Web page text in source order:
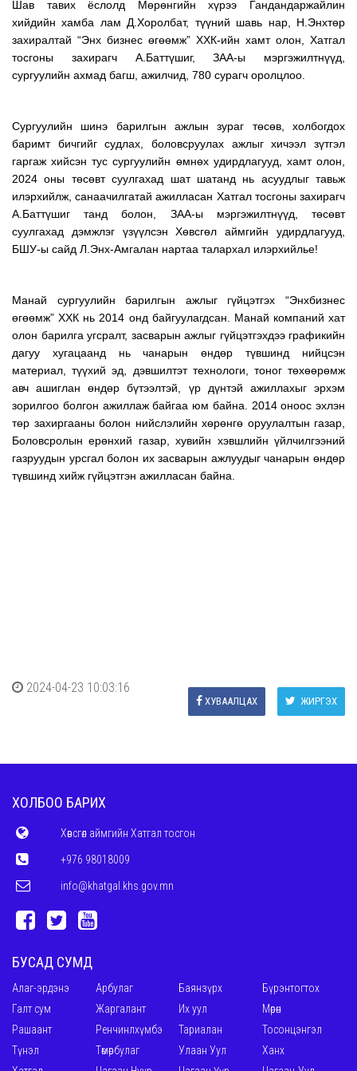
Шав тавих ёслолд Мөрөнгийн хүрээ Гандандаржайлин
хийдийн хамба лам Д.Хоролбат, түүний шавь нар, Н.Энхтөр
захиралтай “Энх бизнес өгөөмж” ХХК-ийн хамт олон, Хатгал
тосгоны захирагч А.Баттүшиг, ЗАА-ы мэргэжилтнүүд,
сургуулийн ахмад багш, ажилчид, 780 сурагч оролцлоо.
Сургуулийн шинэ барилгын ажлын зураг төсөв, холбогдох
баримт бичгийг судлах, боловсруулах ажлыг хичээл зүтгэл
гаргаж хийсэн тус сургуулийн өмнөх удирдлагууд, хамт олон,
2024 оны төсөвт суулгахад шат шатанд нь асуудлыг тавьж
илэрхийлж, санаачилгатай ажилласан Хатгал тосгоны захирагч
А.Баттүшиг танд болон, ЗАА-ы мэргэжилтнүүд, төсөвт
суулгахад дэмжлэг үзүүлсэн Хөвсгөл аймгийн удирдлагууд,
БШУ-ы сайд Л.Энх-Амгалан нартаа талархал илэрхийлье!
Манай сургуулийн барилгын ажлыг гүйцэтгэх “Энхбизнес
өгөөмж” ХХК нь 2014 онд байгуулагдсан. Манай компаний хат
олон барилга угсралт, засварын ажлыг гүйцэтгэхдээ графикийн
дагуу хугацаанд нь чанарын өндөр түвшинд нийцсэн
материал, түүхий эд, дэвшилтэт технологи, тоног төхөөрөмж
авч ашиглан өндөр бүтээлтэй, үр дүнтэй ажиллахыг эрхэм
зорилгоо болгон ажиллаж байгаа юм байна. 2014 оноос эхлэн
төр захиргааны болон нийслэлийн хөрөнгө оруулалтын газар,
Боловсролын ерөнхий газар, хувийн хэвшлийн үйлчилгээний
газруудын урсгал болон их засварын ажлуудыг чанарын өндөр
түвшинд хийж гүйцэтгэн ажилласан байна.
2024-04-23 10:03:16
ЖИРГЭХ
ХУВААЛЦАХ
ХОЛБОО БАРИХ
Хөвсгөл аймгийн Хатгал тосгон
+976 98018009
info@khatgal.khs.gov.mn
БУСАД СУМД
Алаг-эрдэнэ Арбулаг Баянзүрх
Бүрэнтогтох
Галт сум
Жаргалант Их уул
Мөрөн
Рашаант
Ренчинлхүмбэ Тариалан
Тосонцэнгэл
Түнэл
Төмөрбулаг Улаан Уул
Ханх